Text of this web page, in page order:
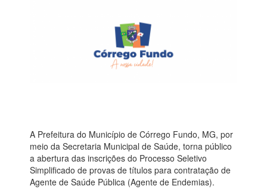
A Prefeitura do Município de Córrego Fundo, MG, por
meio da Secretaria Municipal de Saúde, torna público
a abertura das inscrições do Processo Seletivo
Simplificado de provas de títulos para contratação de
Agente de Saúde Pública (Agente de Endemias).